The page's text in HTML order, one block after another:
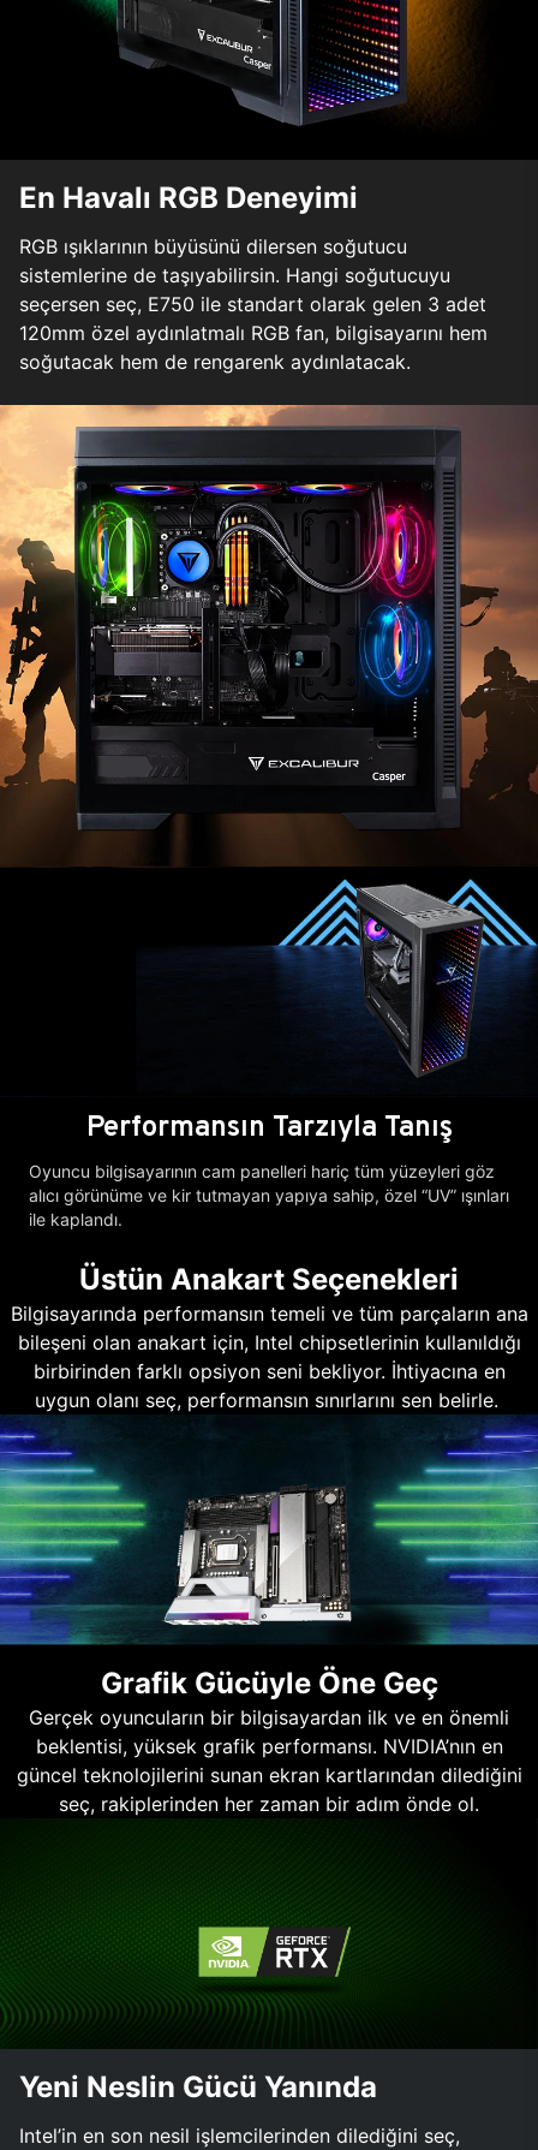
En Havalı RGB Deneyimi
RGB ışıklarının büyüsünü dilersen soğutucu
sistemlerine de taşıyabilirsin. Hangi soğutucuyu
seçersen seç, E750 ile standart olarak gelen 3 adet
120mm özel aydınlatmalı RGB fan, bilgisayarını hem
soğutacak hem de rengarenk aydınlatacak.
Performansın Tarzıyla Tanış
Oyuncu bilgisayarının cam panelleri hariç tüm yüzeyleri göz
alıcı görünüme ve kir tutmayan yapıya sahip, özel “UV” ışınları
ile kaplandı.
Üstün Anakart Seçenekleri
Bilgisayarında performansın temeli ve tüm parçaların ana
bileşeni olan anakart için, Intel chipsetlerinin kullanıldığı
birbirinden farklı opsiyon seni bekliyor. İhtiyacına en
uygun olanı seç, performansın sınırlarını sen belirle.
Grafik Gücüyle Öne Geç
Gerçek oyuncuların bir bilgisayardan ilk ve en önemli
beklentisi, yüksek grafik performansı. NVIDIA’nın en
güncel teknolojilerini sunan ekran kartlarından dilediğini
seç, rakiplerinden her zaman bir adım önde ol.
Yeni Neslin Gücü Yanında
Intel’in en son nesil işlemcilerinden dilediğini seç,